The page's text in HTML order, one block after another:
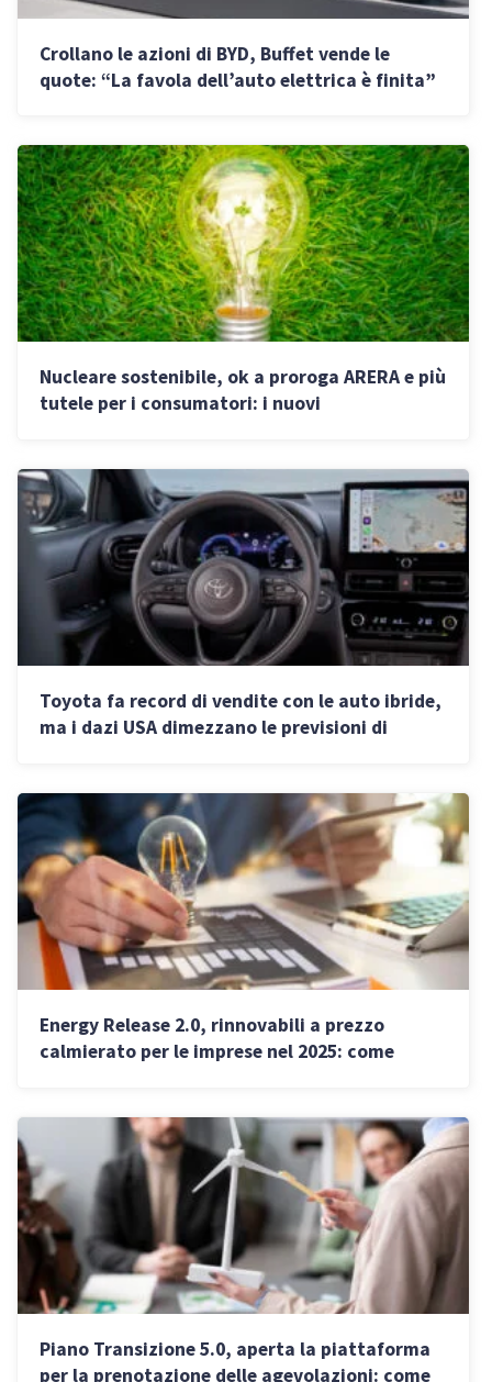
Crollano le azioni di BYD, Buffet vende le
quote: “La favola dell’auto elettrica è finita”
Nucleare sostenibile, ok a proroga ARERA e più
tutele per i consumatori: i nuovi
Toyota fa record di vendite con le auto ibride,
ma i dazi USA dimezzano le previsioni di
Energy Release 2.0, rinnovabili a prezzo
calmierato per le imprese nel 2025: come
Piano Transizione 5.0, aperta la piattaforma
per la prenotazione delle agevolazioni: come